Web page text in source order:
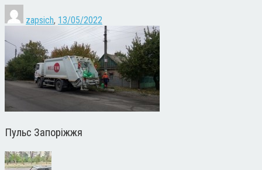
zapsich, 13/05/2022
Пульс Запоріжжя